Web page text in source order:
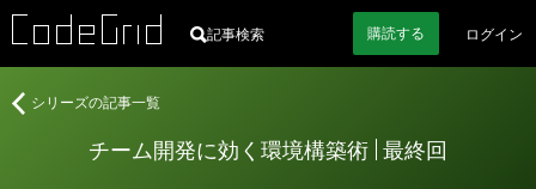
記事検索 購読する ログイン
チーム開発に効く環境構築術 最終回
者
チ
シリーズの記事一覧